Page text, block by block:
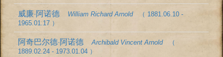
威廉·阿诺德 William Richard Arnold
（ 1881.06.10 -
1965.01.17 ）
阿奇巴尔德·阿诺德Archibald Vincent Arnold
（
1889.02.24 - 1973.01.04 ）